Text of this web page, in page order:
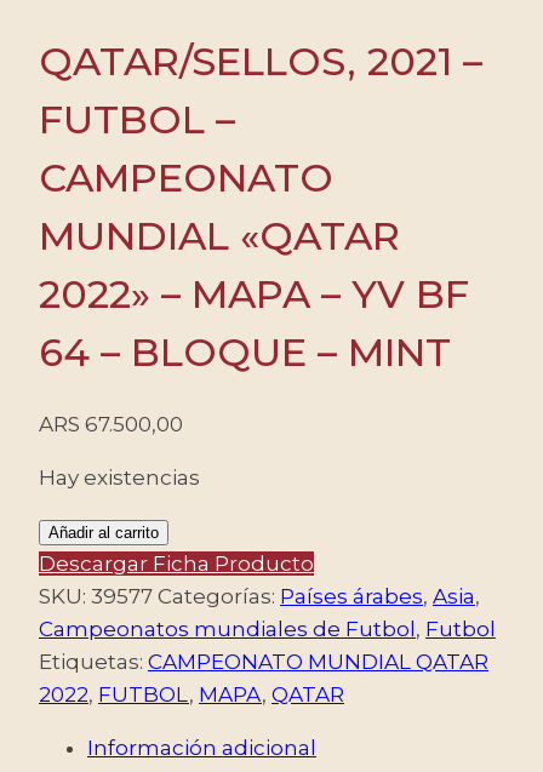
QATAR/SELLOS, 2021 –
FUTBOL –
CAMPEONATO
MUNDIAL «QATAR
2022» – MAPA – YV BF
64 – BLOQUE – MINT
ARS 67.500,00
Hay existencias
QATAR/SELLOS,
2021
–
FUTBOL
–
CAMPEONATO
«QATAR
Añadir al carrito
Descargar Ficha Producto
SKU: 39577 Categorías: Países árabes, Asia,
Campeonatos mundiales de Futbol, Futbol
Etiquetas: CAMPEONATO MUNDIAL QATAR
2022, FUTBOL , MAPA, QATAR
Información adicional